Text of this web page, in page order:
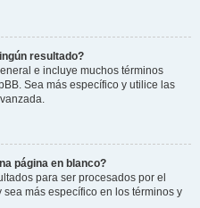
resultado?
e incluye muchos términos
Sea más específico y utilice las
página en blanco?
para ser procesados por el
sea más específico en los términos y